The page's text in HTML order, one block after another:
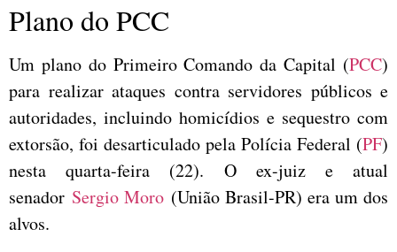
Plano do PCC
Um plano do Primeiro Comando da Capital (PCC)
para realizar ataques contra servidores públicos e
autoridades, incluindo homicídios e sequestro com
extorsão, foi desarticulado pela Polícia Federal (PF)
nesta quarta-feira (22). O ex-juiz e atual
senador Sergio Moro (União Brasil-PR) era um dos
alvos.